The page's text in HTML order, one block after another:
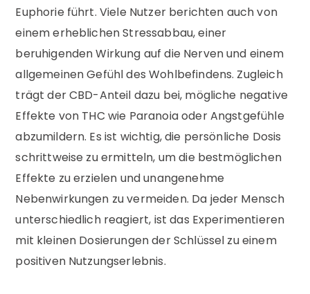
Euphorie führt. Viele Nutzer berichten auch von
einem erheblichen Stressabbau, einer
beruhigenden Wirkung auf die Nerven und einem
allgemeinen Gefühl des Wohlbefindens. Zugleich
trägt der CBD-Anteil dazu bei, mögliche negative
Effekte von THC wie Paranoia oder Angstgefühle
abzumildern. Es ist wichtig, die persönliche Dosis
schrittweise zu ermitteln, um die bestmöglichen
Effekte zu erzielen und unangenehme
Nebenwirkungen zu vermeiden. Da jeder Mensch
unterschiedlich reagiert, ist das Experimentieren
mit kleinen Dosierungen der Schlüssel zu einem
positiven Nutzungserlebnis.